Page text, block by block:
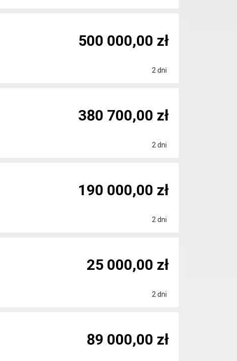
2 dni
500 000,00 zł
2 dni
380 700,00 zł
2 dni
190 000,00 zł
2 dni
25 000,00 zł
89 000,00 zł